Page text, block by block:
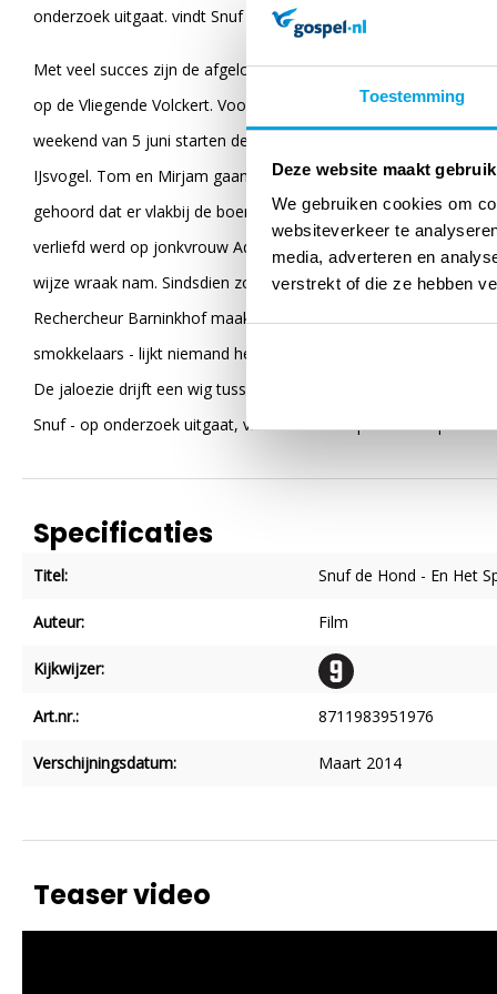
Toestemming
Deze website maakt
We gebruiken cookies om
websiteverkeer te
media, adverteren en
verstrekt of die ze hebben
onderzoek uitgaat. vindt Snuf een spoor.
Met veel succes zijn de afgelopen jaren twee van deze
op de Vliegende Volckert. Voor de EO alle reden om nieuwe
weekend van 5 juni starten de opnamen van de film Snuf en
IJsvogel. Tom en Mirjam gaan samen met Snuf een week
gehoord dat er vlakbij de boerderij een spookslot is. De
verliefd werd op jonkvrouw Ada, die op haar beurt een oogje
wijze wraak nam. Sindsdien zou het spoken in het bos rondom
Rechercheur Barninkhof maakt tevergeefs jacht op de bende.
smokkelaars - lijkt niemand hem te geloven. Daar komt nog bij
De jaloezie drijft een wig tussen de twee jongens: ze krijgen er
Snuf - op onderzoek uitgaat, vindt Snuf een spoor. Een spoor
Specificaties
Titel: Snuf de Hond - En Het
Auteur: Film
Kijkwijzer:
Art.nr.: 8711983951976
Verschijningsdatum: Maart 2014
Teaser video